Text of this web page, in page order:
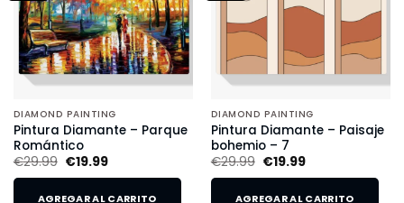
DIAMOND PAINTING
Pintura Diamante – Parque
Romántico
€29.99 €19.99
AGREGAR AL CARRITO
DIAMOND PAINTING
Pintura Diamante – Paisaje
bohemio – 7
€29.99 €19.99
AGREGAR AL CARRITO